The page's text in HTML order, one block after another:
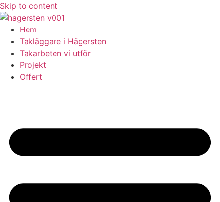
Skip to content
Hem
Takläggare i Hägersten
Takarbeten vi utför
Projekt
Offert